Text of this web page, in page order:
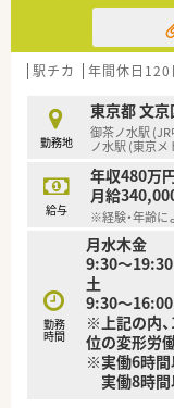
【職場環境と雰
■10年から20
して長く安心
導入で作業が
■子育て中の
っている方も
【こんな方にオ
■年間休日が
させたいと考
■残業時間が月
活を両立した
■長く安定して
収を上げたい
駅チカ 年間休日120
勤務地
東京都 文京
御茶ノ水駅
ノ水駅 (東京メ
給与
年収480万
月給
※経験・年齢に
勤務
時間
月水木金
9:30～19:30
土
9:30～16:00
※上記の内
位の変形労
※実働6時間
実働8時間